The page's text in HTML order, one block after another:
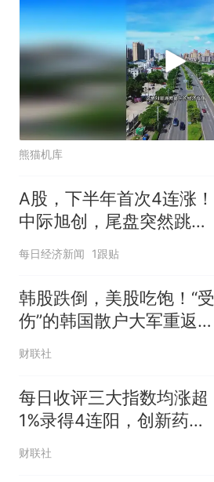
熊猫机库
A股，下半年首次4连涨！
中际旭创，尾盘突然跳
水，发生了什么？
每日经济新闻 1跟贴
韩股跌倒，美股吃饱！“受
伤”的韩国散户大军重返华
尔街怀抱
财联社
每日收评三大指数均涨超
1%录得4连阳，创新药板
块全线爆发，PCB概念股
财联社